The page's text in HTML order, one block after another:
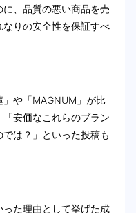
、品質の悪い商品を売
りの安全性を保証すべ
や「MAGNUM」が比
安価なこれらのブラン
は？」といった投稿も
った理由として挙げた成